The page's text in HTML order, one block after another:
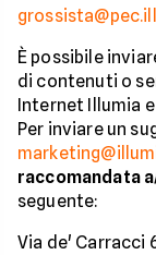
È possibile
di contenuti o
Internet Illumia
Per inviare un
raccomandata
seguente:
Via de' Carracci